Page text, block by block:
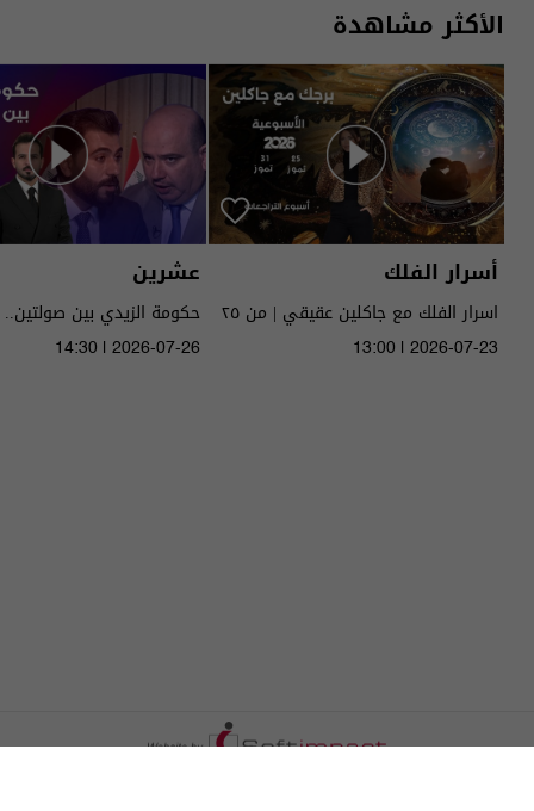
الأكثر مشاهدة
أسرار الفلك
اسرار الفلك مع جاكلين عقيقي | من ٢٥
الى ٣١ تموز ٢٠٢٦ | 2026
13:00 | 2026-07-23
عشرين
حكومة الزيدي بين
14:30 | 2026-07-26